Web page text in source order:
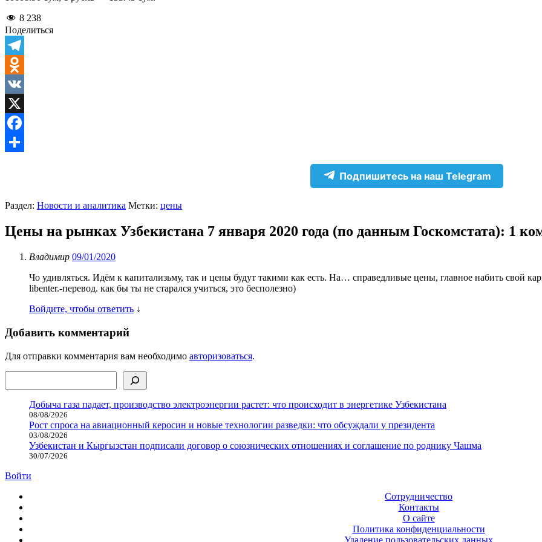
8 238
Поделиться
Telegram
Odnoklassniki
VK
X
Facebook
Подпишитесь на наш Telegram
Раздел: Новости и аналитика Метки: цены
Цены на рынках Узбекистана 7 января 2020 года (по данным Госкомстата): 1
Владимир 09/01/2020
Чо удивляться. Идём к капитализьму, так и цены будут такими как есть. На… справедливые цены, главное набить свой
libenter.-перевод. как бы ты не старался учиться, это бесполезно)
Войдите, чтобы ответить ↓
Добавить комментарий
Для отправки комментария вам необходимо авторизоваться.
Добыча газа падает, производство электроэнергии растет: что происходит в энергетике Узбекистана
08/08/2026
Рост спроса на авиационный керосин и новые технологии разведки: что обсуждали у президента
03/08/2026
Узбекистан и Кыргызстан подписали договор о союзнических отношениях и соглашение по роднику Чашма
30/07/2026
Войти
Сотрудничество
Контакты
О сайте
Политика конфиденциальности
Удаление пользовательских данных